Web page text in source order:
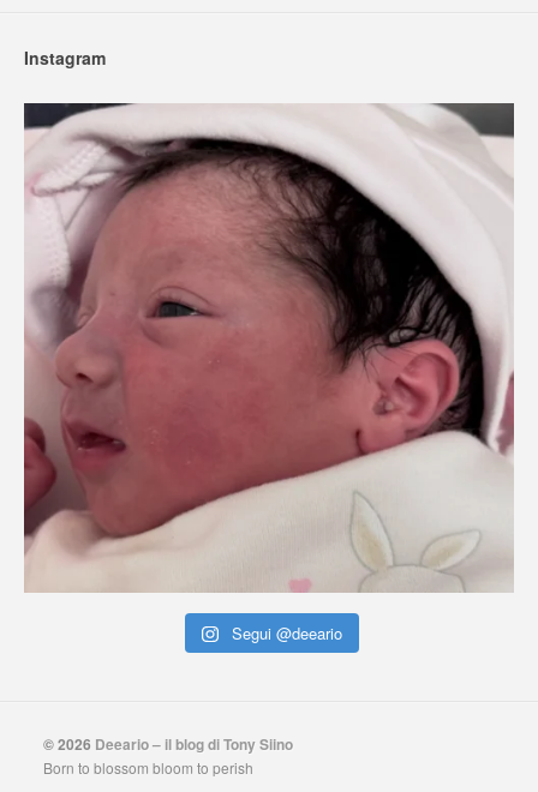
Instagram
Segui @deeario
© 2026 Deeario – il blog di Tony Siino
Born to blossom bloom to perish